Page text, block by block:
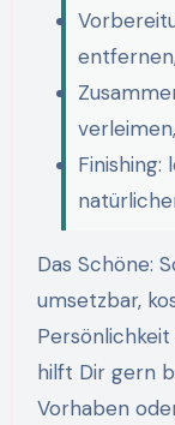
Das Schöne:
umsetzbar,
hilft Dir gern
Vorhaben